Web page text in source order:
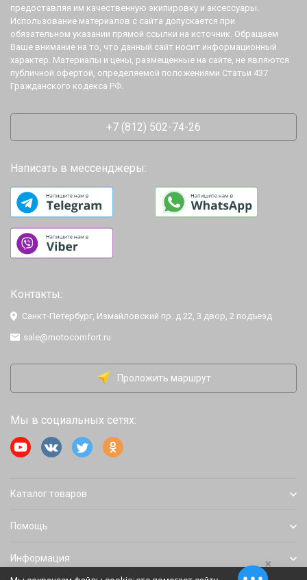
предоставляя им качественную экипировку и аксессуары.
Использование материалов с сайта допускается при
обязательном указании прямой ссылки на источник. Обращаем
Ваше внимание на то, что данный сайт носит информационный
характер. Материалы и цены, размещенные на сайте, не являются
публичной офертой, определяемой положениями Статьи 437
Гражданского кодекса РФ.
+7 (812) 502-74-26
Написать в мессенджеры:
Контакты:
Санкт-Петербург, Измайловский пр. д.22, 3 двор, 2 подъезд
sale@motocomfort.ru
Проложить маршрут
Мы в социальных сетях:
Каталог товаров
Помощь
Информация ×